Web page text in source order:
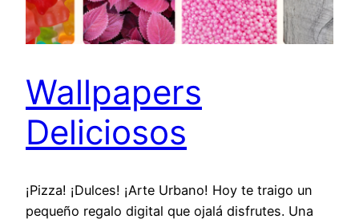
Wallpapers
Deliciosos
¡Pizza! ¡Dulces! ¡Arte Urbano! Hoy te traigo un
pequeño regalo digital que ojalá disfrutes. Una